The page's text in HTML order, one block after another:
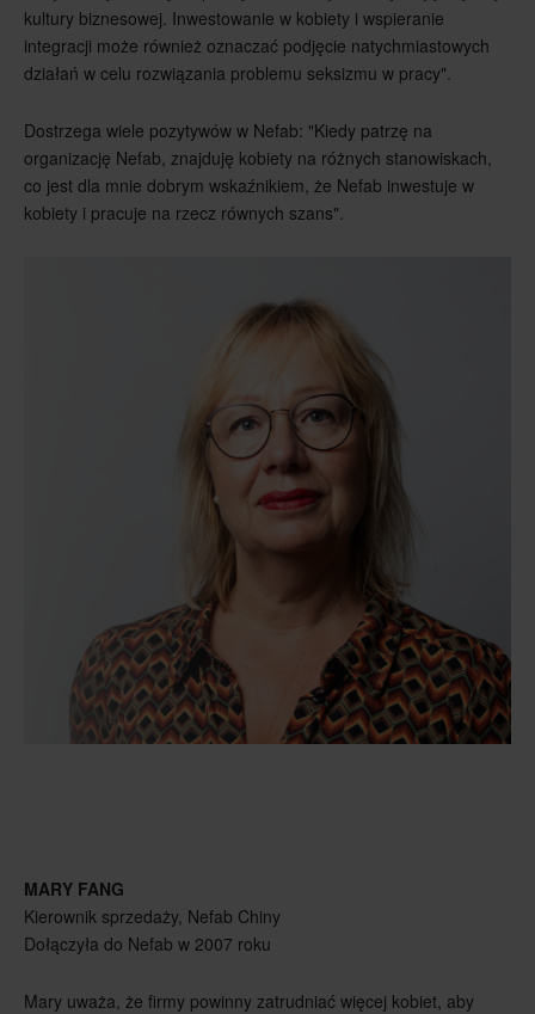
kultury biznesowej. Inwestowanie w kobiety i wspieranie
integracji może również oznaczać podjęcie natychmiastowych
działań w celu rozwiązania problemu seksizmu w pracy".
Dostrzega wiele pozytywów w Nefab: "Kiedy patrzę na
organizację Nefab, znajduję kobiety na różnych stanowiskach,
co jest dla mnie dobrym wskaźnikiem, że Nefab inwestuje w
kobiety i pracuje na rzecz równych szans".
MARY FANG
Kierownik sprzedaży, Nefab Chiny
Dołączyła do Nefab w 2007 roku
Mary uważa, że firmy powinny zatrudniać więcej kobiet, aby